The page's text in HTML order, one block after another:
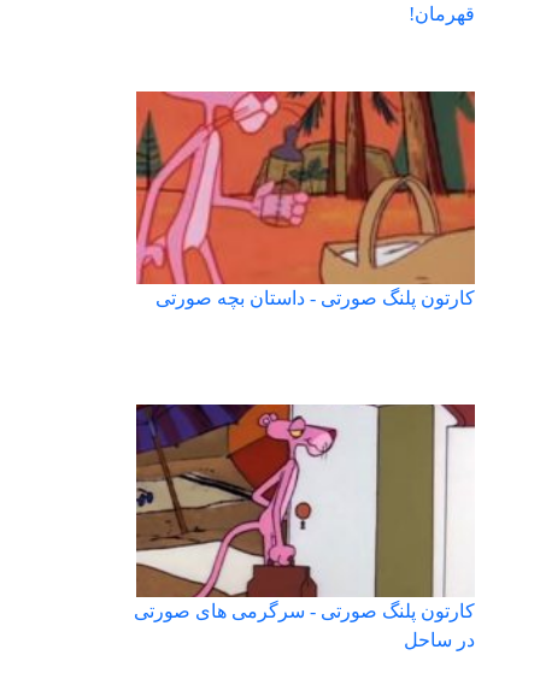
قهرمان!
کارتون پلنگ صورتی - داستان بچه صورتی
کارتون پلنگ صورتی - سرگرمی های صورتی
در ساحل